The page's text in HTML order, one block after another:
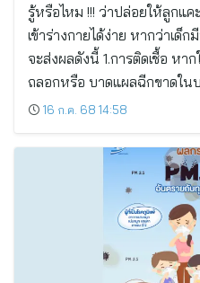
รู้หรือไหม !!! ว่าปล่อยให้ลูกแค
เข้าร่างกายได้ง่าย หากว่าเด็
จะส่งผลดังนี้ 1.การติดเชื้อ หา
ถลอกหรือ บาดแผลฉีกขาดใน
16 ก.ค. 68 14:58